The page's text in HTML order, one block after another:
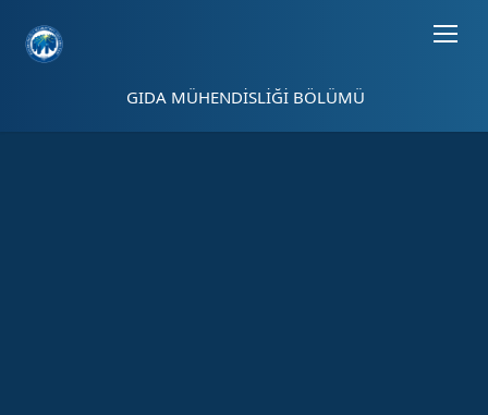
GIDA MÜHENDİSLİĞİ BÖLÜMÜ